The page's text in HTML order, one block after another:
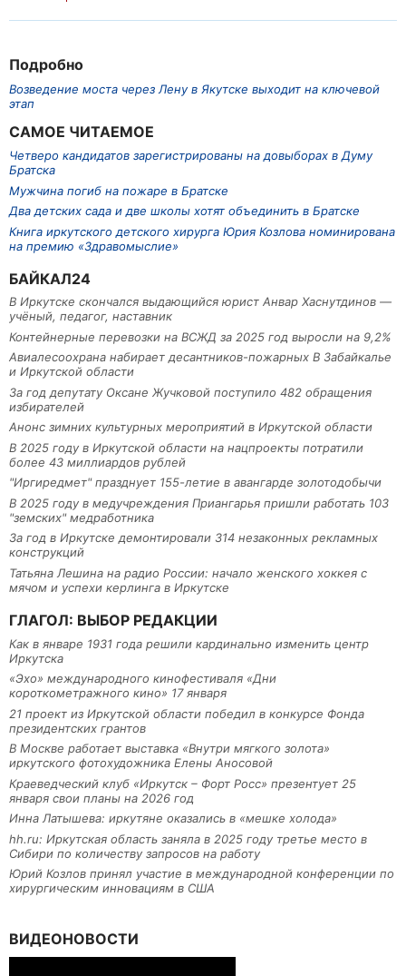
Подробно
Возведение моста через Лену в Якутске выходит на ключевой
этап
САМОЕ ЧИТАЕМОЕ
Четверо кандидатов зарегистрированы на довыборах в Думу
Братска
Мужчина погиб на пожаре в Братске
Два детских сада и две школы хотят объединить в Братске
Книга иркутского детского хирурга Юрия Козлова номинирована
на премию «Здравомыслие»
БАЙКАЛ24
В Иркутске скончался выдающийся юрист Анвар Хаснутдинов —
учёный, педагог, наставник
Контейнерные перевозки на ВСЖД за 2025 год выросли на 9,2%
Авиалесоохрана набирает десантников-пожарных В Забайкалье
и Иркутской области
За год депутату Оксане Жучковой поступило 482 обращения
избирателей
Анонс зимних культурных мероприятий в Иркутской области
В 2025 году в Иркутской области на нацпроекты потратили
более 43 миллиардов рублей
"Иргиредмет" празднует 155-летие в авангарде золотодобычи
В 2025 году в медучреждения Приангарья пришли работать 103
"земских" медработника
За год в Иркутске демонтировали 314 незаконных рекламных
конструкций
Татьяна Лешина на радио России: начало женского хоккея с
мячом и успехи керлинга в Иркутске
ГЛАГОЛ: ВЫБОР РЕДАКЦИИ
Как в январе 1931 года решили кардинально изменить центр
Иркутска
«Эхо» международного кинофестиваля «Дни
короткометражного кино» 17 января
21 проект из Иркутской области победил в конкурсе Фонда
президентских грантов
В Москве работает выставка «Внутри мягкого золота»
иркутского фотохудожника Елены Аносовой
Краеведческий клуб «Иркутск – Форт Росс» презентует 25
января свои планы на 2026 год
Инна Латышева: иркутяне оказались в «мешке холода»
hh.ru: Иркутская область заняла в 2025 году третье место в
Сибири по количеству запросов на работу
Юрий Козлов принял участие в международной конференции по
хирургическим инновациям в США
ВИДЕОНОВОСТИ